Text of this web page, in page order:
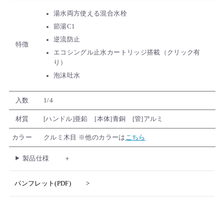
特徴
湯水両方使える混合水栓
節湯C1
逆流防止
エコシングル止水カートリッジ搭載（クリック有
り）
泡沫吐水
入数 1/4
材質 [ハンドル]亜鉛 [本体]青銅 [管]アルミ
カラー クルミ木目 ※他のカラーは こちら
製品仕様
パンフレット(PDF)